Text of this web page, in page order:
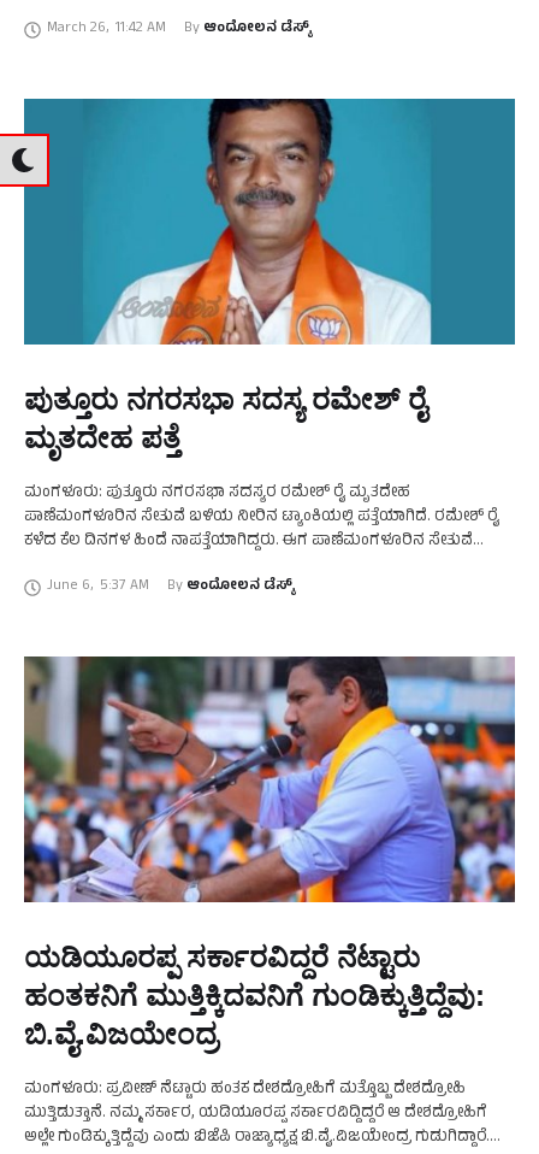
ಲಫಾನ್‌ನಿಂದ …
March 26, 11:42 AM By ಆಂದೋಲನ ಡೆಸ್ಕ್
ಪುತ್ತೂರು ನಗರಸಭಾ ಸದಸ್ಯ ರಮೇಶ್‌ ರೈ
ಮೃತದೇಹ ಪತ್ತೆ
ಮಂಗಳೂರು: ಪುತ್ತೂರು ನಗರಸಭಾ ಸದಸ್ಯರ ರಮೇಶ್‌ ರೈ ಮೃತದೇಹ
ಪಾಣೆಮಂಗಳೂರಿನ ಸೇತುವೆ ಬಳಿಯ ನೀರಿನ ಟ್ಯಾಂಕಿಯಲ್ಲಿ ಪತ್ತೆಯಾಗಿದೆ. ರಮೇಶ್‌ ರೈ
ಕಳೆದ ಕೆಲ ದಿನಗಳ ಹಿಂದೆ ನಾಪತ್ತೆಯಾಗಿದ್ದರು. ಈಗ ಪಾಣೆಮಂಗಳೂರಿನ ಸೇತುವೆ
June 6, 5:37 AM By ಆಂದೋಲನ ಡೆಸ್ಕ್
ಯಡಿಯೂರಪ್ಪ ಸರ್ಕಾರವಿದ್ದರೆ ನೆಟ್ಟಾರು
ಹಂತಕನಿಗೆ ಮುತ್ತಿಕ್ಕಿದವನಿಗೆ ಗುಂಡಿಕ್ಕುತ್ತಿದ್ದೆವು:
ಬಿ.ವೈ.ವಿಜಯೇಂದ್ರ
ಮಂಗಳೂರು: ಪ್ರವೀಣ್ ನೆಟ್ಟಾರು ಹಂತಕ ದೇಶದ್ರೋಹಿಗೆ ಮತ್ತೊಬ್ಬ ದೇಶದ್ರೋಹಿ
ಮುತ್ತಿಡುತ್ತಾನೆ. ನಮ್ಮ ಸರ್ಕಾರ, ಯಡಿಯೂರಪ್ಪ ಸರ್ಕಾರವಿದ್ದಿದ್ದರೆ ಆ ದೇಶದ್ರೋಹಿಗೆ
ಅಲ್ಲೇ ಗುಂಡಿಕ್ಕುತ್ತಿದ್ದೆವು ಎಂದು ಬಿಜೆಪಿ ರಾಜ್ಯಾಧ್ಯಕ್ಷ ಬಿ.ವೈ.ವಿಜಯೇಂದ್ರ ಗುಡುಗಿದ್ದಾರೆ.